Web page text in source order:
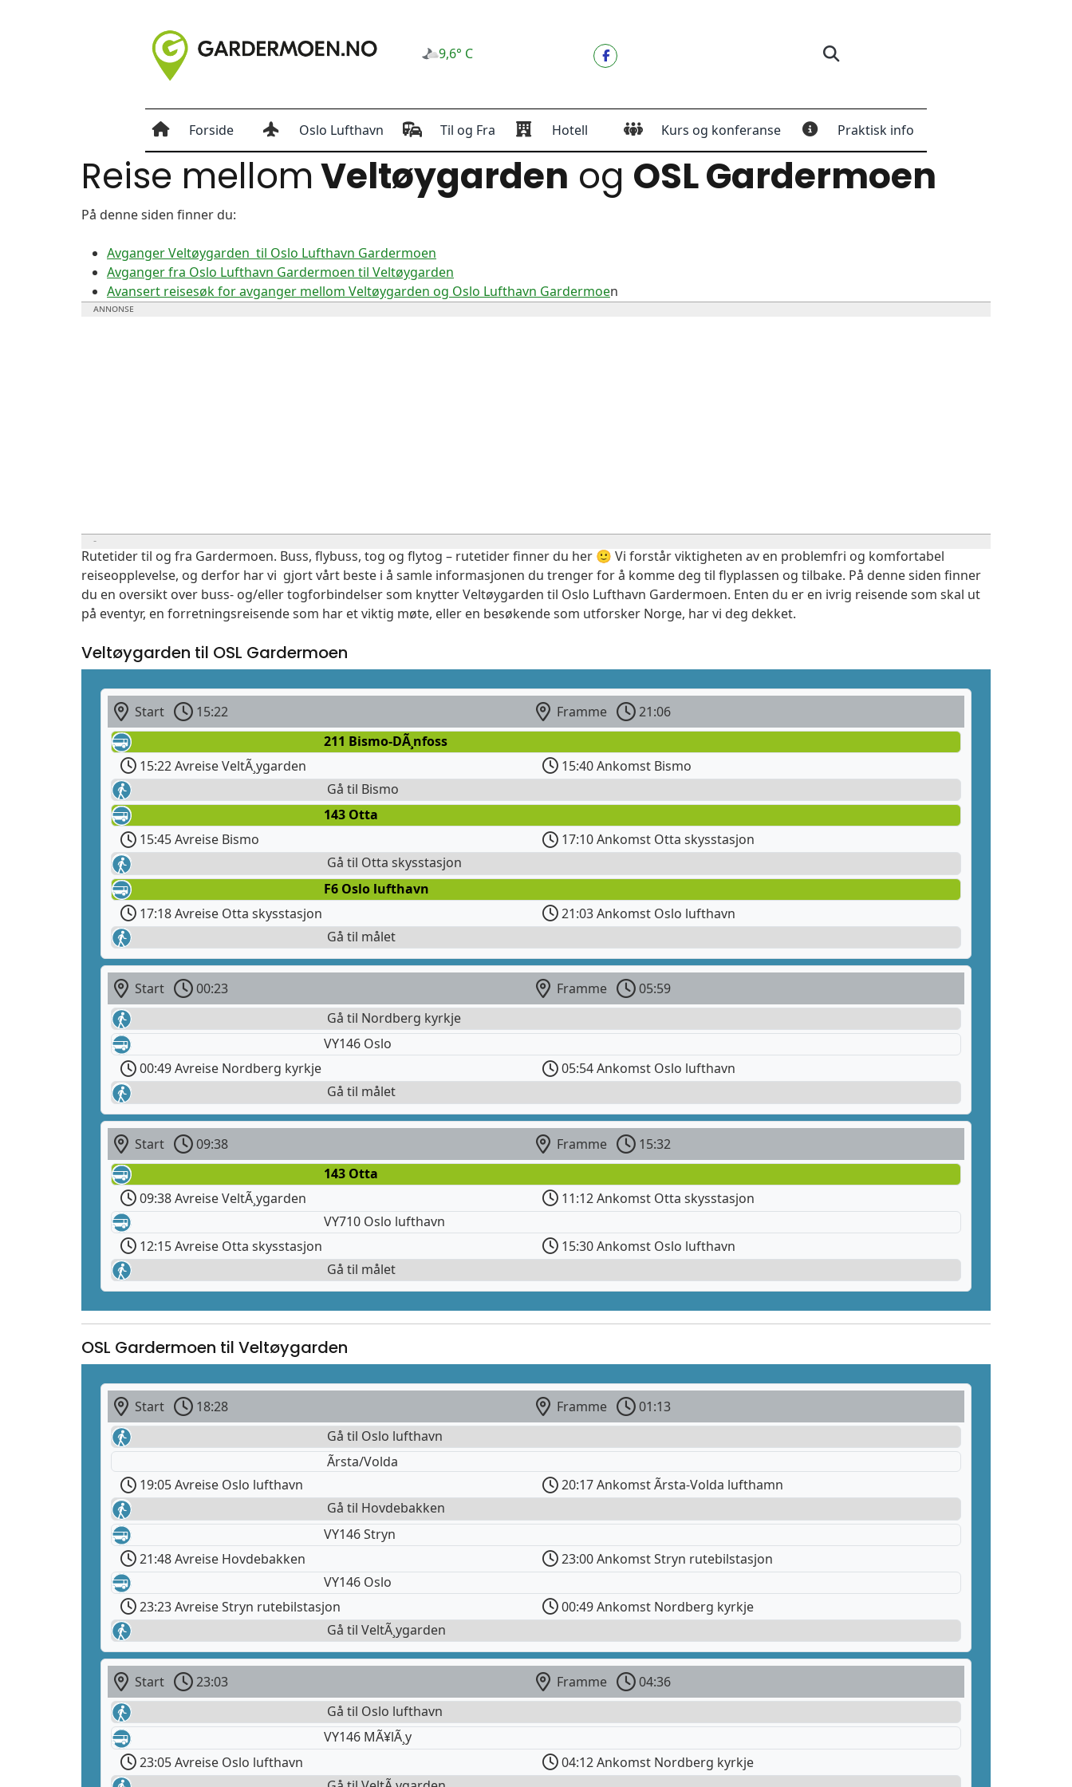
9,6° C
Forside Oslo Lufthavn Til og Fra Hotell Kurs og konferanse Praktisk info
Reise mellomVeltøygarden og OSL Gardermoen
På denne siden finner du:
Avganger Veltøygarden til Oslo Lufthavn Gardermoen
Avganger fra Oslo Lufthavn Gardermoen til Veltøygarden
Avansert reisesøk for avganger mellom Veltøygarden og Oslo Lufthavn Gardermoen
Rutetider til og fra Gardermoen. Buss, flybuss, tog og flytog – rutetider finner du her 🙂 Vi forstår viktigheten av en problemfri og komfortabel
reiseopplevelse, og derfor har vi gjort vårt beste i å samle informasjonen du trenger for å komme deg til flyplassen og tilbake. På denne siden finner
du en oversikt over buss- og/eller togforbindelser som knytter Veltøygarden til Oslo Lufthavn Gardermoen. Enten du er en ivrig reisende som skal ut
på eventyr, en forretningsreisende som har et viktig møte, eller en besøkende som utforsker Norge, har vi deg dekket.
Veltøygarden til OSL Gardermoen
Start 15:22 Framme
21:06
211 Bismo-DÃ¸nfoss
15:22 Avreise VeltÃ¸ygarden
15:40 Ankomst Bismo
Gå til Bismo
143 Otta
15:45 Avreise Bismo
17:10 Ankomst Otta skysstasjon
Gå til Otta skysstasjon
F6 Oslo lufthavn
17:18 Avreise Otta skysstasjon
21:03 Ankomst Oslo lufthavn
Gå til målet
Start 00:23 Framme
05:59
Gå til Nordberg kyrkje
VY146 Oslo
00:49 Avreise Nordberg kyrkje
05:54 Ankomst Oslo lufthavn
Gå til målet
Start 09:38 Framme
15:32
143 Otta
09:38 Avreise VeltÃ¸ygarden
11:12 Ankomst Otta skysstasjon
VY710 Oslo lufthavn
12:15 Avreise Otta skysstasjon
15:30 Ankomst Oslo lufthavn
Gå til målet
OSL Gardermoen til Veltøygarden
Start 18:28 Framme
01:13
Gå til Oslo lufthavn
Ãrsta/Volda
19:05 Avreise Oslo lufthavn
20:17 Ankomst Ãrsta-Volda lufthamn
Gå til Hovdebakken
VY146 Stryn
21:48 Avreise Hovdebakken
23:00 Ankomst Stryn rutebilstasjon
VY146 Oslo
23:23 Avreise Stryn rutebilstasjon
00:49 Ankomst Nordberg kyrkje
Gå til VeltÃ¸ygarden
Start 23:03 Framme
04:36
Gå til Oslo lufthavn
VY146 MÃ¥lÃ¸y
23:05 Avreise Oslo lufthavn
04:12 Ankomst Nordberg kyrkje